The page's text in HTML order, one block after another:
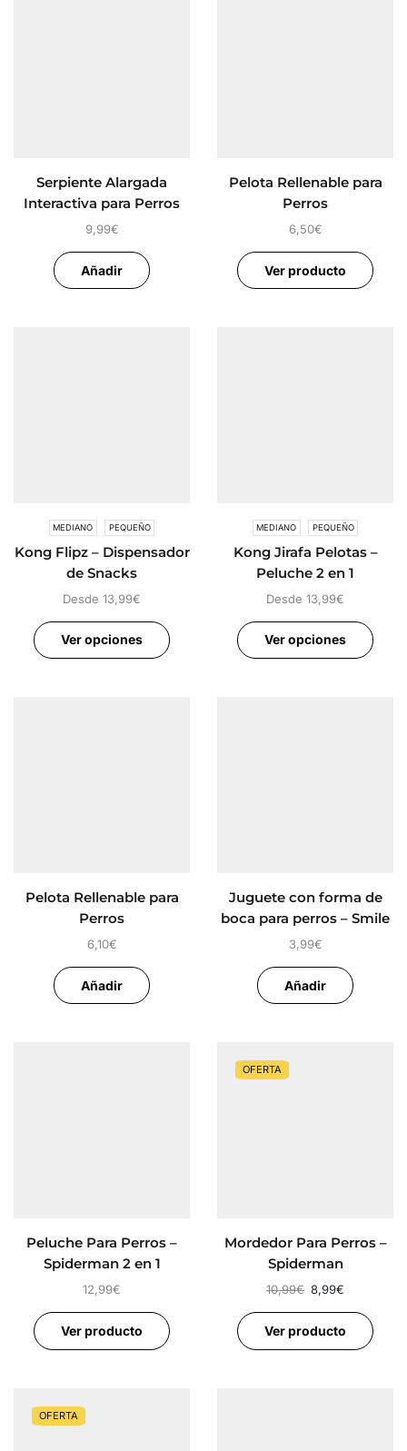
Serpiente Alargada
Interactiva para Perros
9,99€
Añadir
Pelota Rellenable para
Perros
6,50€
Ver producto
MEDIANO PEQUEÑO
Kong Flipz – Dispensador
de Snacks
Desde 13,99€
Ver opciones
MEDIANO PEQUEÑO
Kong Jirafa Pelotas –
Peluche 2 en 1
Desde 13,99€
Ver opciones
Pelota Rellenable para
Perros
6,10€
Añadir
Juguete con forma de
boca para perros – Smile
Dog
3,99€
Añadir
Peluche Para Perros –
Spiderman 2 en 1
12,99€
Ver producto
OFERTA
Mordedor Para Perros –
Spiderman
10,99€ 8,99€
Ver producto
OFERTA